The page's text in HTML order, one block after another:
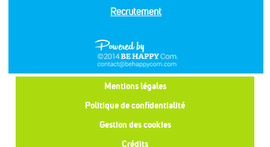
Recrutement
Mentions légales
Politique de confidentialité
Gestion des cookies
Crédits